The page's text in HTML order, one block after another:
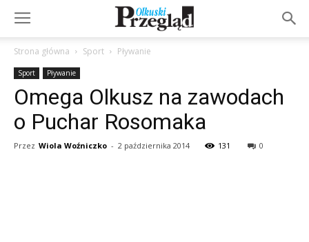
Strona główna Sport Pływanie
Sport Pływanie
Omega Olkusz na zawodach
o Puchar Rosomaka
Przez Wiola Woźniczko - 2 października 2014 131 0